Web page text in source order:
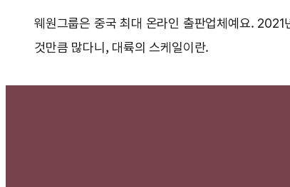
웨원그룹은 중국 최대 온라인 출판업체예요.
것만큼 많다니, 대륙의 스케일이란.